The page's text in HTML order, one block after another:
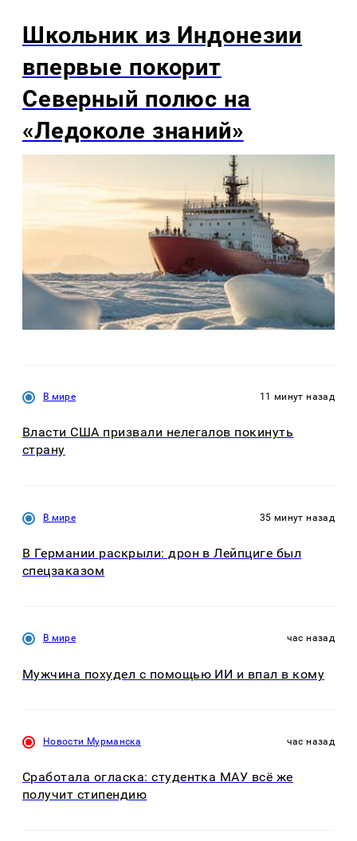
Школьник из Индонезии
впервые покорит
Северный полюс на
«Ледоколе знаний»
В мире 11 минут назад
Власти США призвали нелегалов покинуть
страну
В мире 35 минут назад
В Германии раскрыли: дрон в Лейпциге был
спецзаказом
В мире час назад
Мужчина похудел с помощью ИИ и впал в кому
Новости Мурманска час назад
Сработала огласка: студентка МАУ всё же
получит стипендию